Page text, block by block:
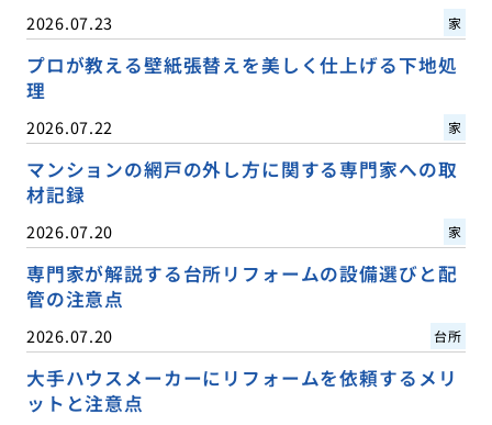
2026.07.23 家
プロが教える壁紙張替えを美しく仕上げる下地処
理
2026.07.22 家
マンションの網戸の外し方に関する専門家への取
材記録
2026.07.20 家
専門家が解説する台所リフォームの設備選びと配
管の注意点
2026.07.20 台所
大手ハウスメーカーにリフォームを依頼するメリ
ットと注意点